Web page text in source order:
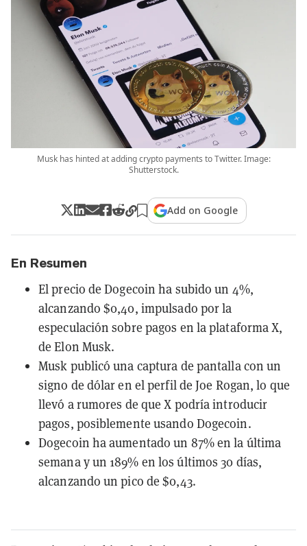
Musk has hinted at adding crypto payments to Twitter. Image:
Shutterstock.
Add on Google
En Resumen
El precio de Dogecoin ha subido un 4%,
alcanzando $0,40, impulsado por la
especulación sobre pagos en la plataforma X,
de Elon Musk.
Musk publicó una captura de pantalla con un
signo de dólar en el perfil de Joe Rogan, lo que
llevó a rumores de que X podría introducir
pagos, posiblemente usando Dogecoin.
Dogecoin ha aumentado un 87% en la última
semana y un 189% en los últimos 30 días,
alcanzando un pico de $0,43.